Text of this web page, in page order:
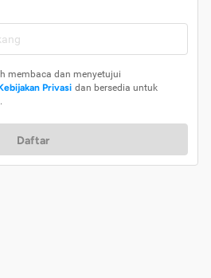
membaca dan menyetujui
Privasi dan bersedia untuk
Daftar